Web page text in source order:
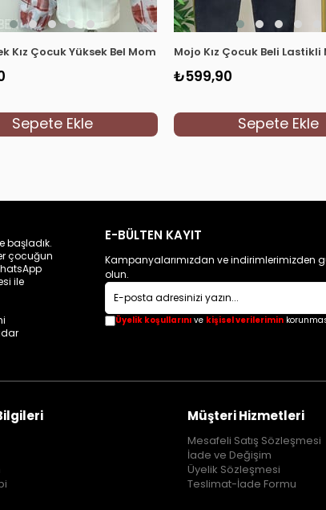
Kız Çocuk Yüksek Bel Mom Jean 2184 Kiremit
Sepete Ekle
Mojo Kız Çocuk Beli Lastikli
₺599,90
Sepete Ekle
başladık.
çocuğun
ile
E-BÜLTEN KAYIT
Kampanyalarımızdan ve indirimlerimizden
olun.
Üyelik koşullarınıve kişisel verilerimin
Müşteri Hizmetleri
Mesafeli Satış Sözleşmesi
İade ve Değişim
Üyelik Sözleşmesi
Teslimat-İade Formu